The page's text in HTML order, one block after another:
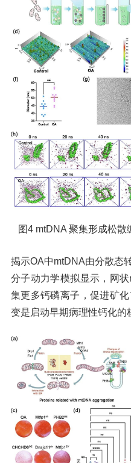
图4 mtDNA 聚集形成松
揭示OA中mtDNA由分散态
分子动力学模拟显示，网
集更多钙磷离子，促进矿
变是启动早期病理性钙化的